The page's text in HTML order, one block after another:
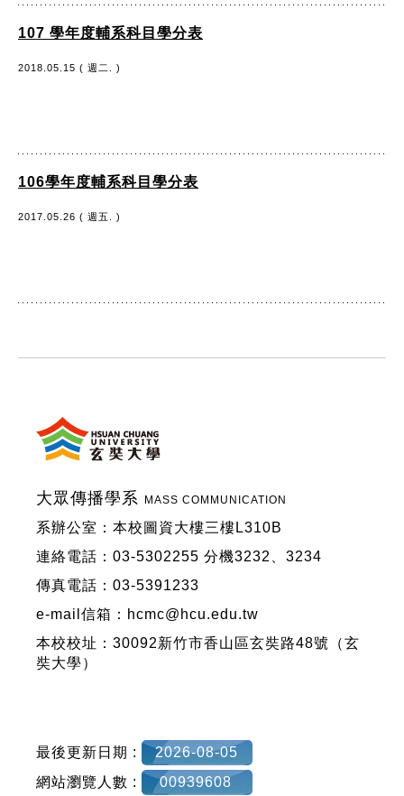
107 學年度輔系科目學分表
2018.05.15 ( 週二. )
106學年度輔系科目學分表
2017.05.26 ( 週五. )
大眾傳播學系 MASS COMMUNICATION
系辦公室：本校圖資大樓三樓L310B
連絡電話：03-5302255 分機3232、3234
傳真電話：03-5391233
e-mail信箱：hcmc@hcu.edu.tw
本校校址：30092新竹市香山區玄奘路48號（玄
奘大學）
最後更新日期 :
2026-08-05
網站瀏覽人數 :
00939608